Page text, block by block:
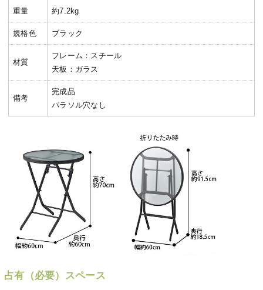
重量 約7.2kg
規格色 ブラック
材質
フレーム：スチール
天板：ガラス
備考
完成品
パラソル穴なし
占有（必要）スペース